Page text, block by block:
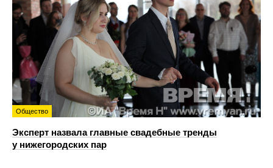
Общество
Эксперт назвала главные свадебные тренды
у нижегородских пар